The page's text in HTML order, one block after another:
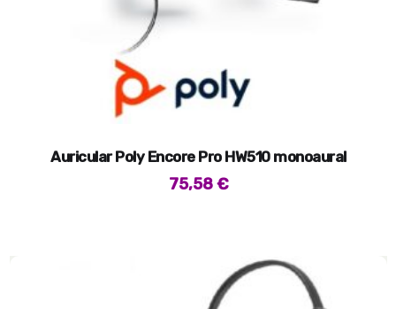
Auricular Poly Encore Pro HW510 monoaural
75,58€